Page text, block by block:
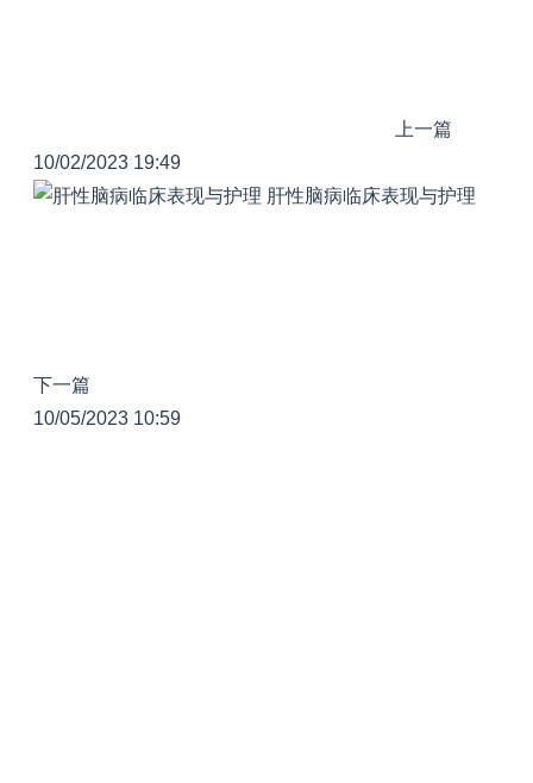
上一篇
10/02/2023 19:49
肝性脑病临床表现与护理
下一篇
10/05/2023 10:59